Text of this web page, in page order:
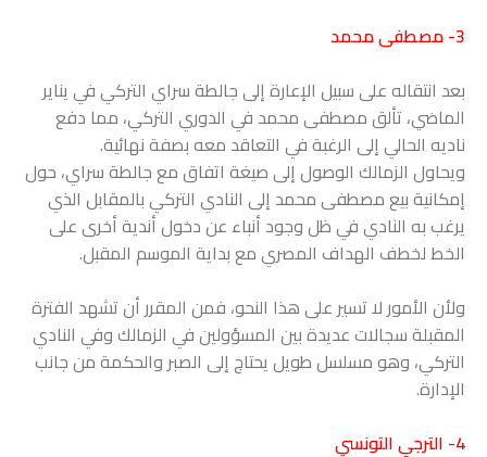
3- مصطفى محمد
بعد انتقاله على سبيل الإعارة إلى جالطة سراي التركي في يناير
الماضي، تألق مصطفى محمد في الدوري التركي، مما دفع
ناديه الحالي إلى الرغبة في التعاقد معه بصفة نهائية.
ويحاول الزمالك الوصول إلى صيغة اتفاق مع جالطة سراي، حول
إمكانية بيع مصطفى محمد إلى النادي التركي بالمقابل الذي
يرغب به النادي في ظل وجود أنباء عن دخول أندية أخرى على
الخط لخطف الهداف المصري مع بداية الموسم المقبل.
ولأن الأمور لا تسير على هذا النحو، فمن المقرر أن تشهد الفترة
المقبلة سجالات عديدة بين المسؤولين في الزمالك وفي النادي
التركي، وهو مسلسل طويل يحتاج إلى الصبر والحكمة من جانب
الإدارة.
4- الترجي التونسي